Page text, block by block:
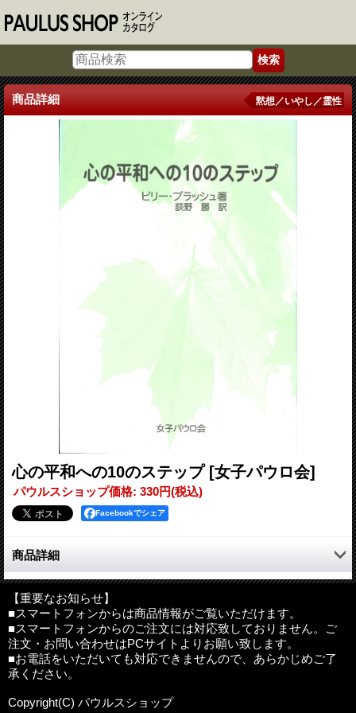
商品詳細 黙想／いやし／霊性
心の平和への10のステップ [女子パウロ会]
パウルスショップ価格: 330円(税込)
Facebookでシェア
商品詳細
わずか32ページの中に、心の平和を得る生活の知恵が、ユーモラ
スに簡潔にのべられている。
●目次
序文
1．明るくゆっくりと、一日を始めましょう
2．悲しいときは幸せのようにふるまい、そしてほほえむように
努めましょう
【重要なお知らせ】
■スマートフォンからは商品情報がご覧いただけます。
■スマートフォンからのご注文には対応致しておりません。ご
注文・お問い合わせはPCサイトよりお願い致します。
■お電話をいただいても対応できませんので、あらかじめご了
承ください。
Copyright(C) パウルスショップ